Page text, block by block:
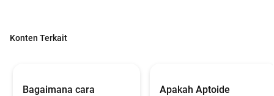
Konten Terkait
Bagaimana cara
Apakah Aptoide